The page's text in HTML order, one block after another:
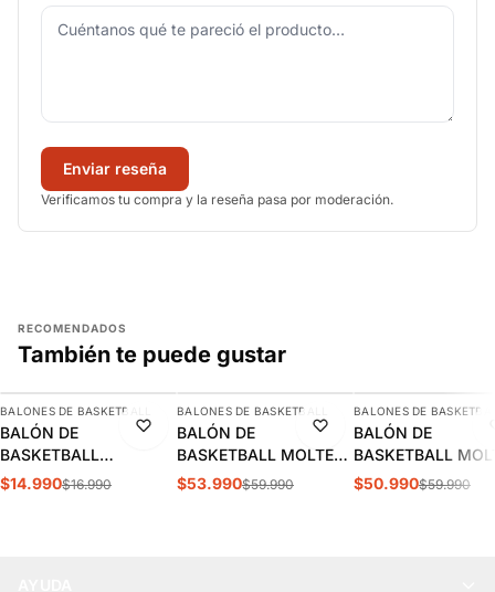
Enviar reseña
Verificamos tu compra y la reseña pasa por moderación.
RECOMENDADOS
También te puede gustar
-12%
AGREGAR
BALONES DE BASKETBALL
BALÓN DE
BASKETBALL
SPALDING LAYUP T.3 |
$14.990$16.990
-10%
AGREGAR
BALONES DE BASKETBALL
BALÓN DE
BASKETBALL MOLTEN
BG3800 LNB |
$53.990$59.990
-15%
BALONES DE
BALÓN DE
BASKETBALL
BG3200 N°7 |
$50.990$59.990